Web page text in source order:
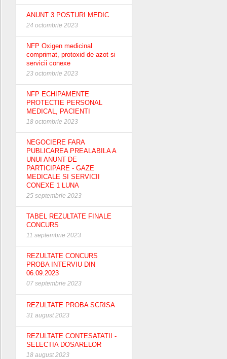
ANUNT 3 POSTURI MEDIC
24 octombrie 2023
NFP Oxigen medicinal
comprimat, protoxid de azot si
servicii conexe
23 octombrie 2023
NFP ECHIPAMENTE
PROTECTIE PERSONAL
MEDICAL, PACIENTI
18 octombrie 2023
NEGOCIERE FARA
PUBLICAREA PREALABILA A
UNUI ANUNT DE
PARTICIPARE - GAZE
MEDICALE SI SERVICII
CONEXE 1 LUNA
25 septembrie 2023
TABEL REZULTATE FINALE
CONCURS
11 septembrie 2023
REZULTATE CONCURS
PROBA INTERVIU DIN
06.09.2023
07 septembrie 2023
REZULTATE PROBA SCRISA
31 august 2023
REZULTATE CONTESATATII -
SELECTIA DOSARELOR
18 august 2023